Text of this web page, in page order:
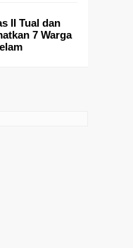
II Tual dan
7 Warga